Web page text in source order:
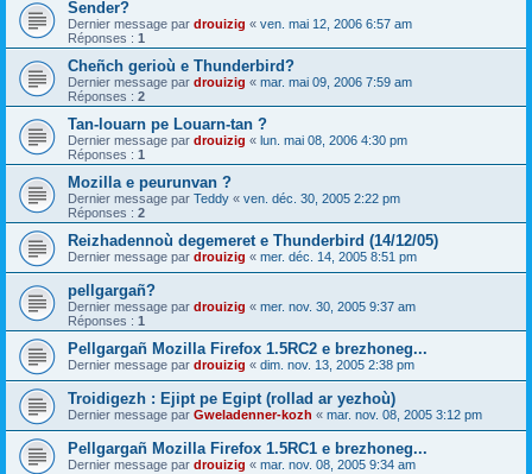
Sender?
Dernier message par drouizig « ven. mai 12, 2006 6:57 am
Réponses : 1
Cheñch gerioù e Thunderbird?
Dernier message par drouizig « mar. mai 09, 2006 7:59 am
Réponses : 2
Tan-louarn pe Louarn-tan ?
Dernier message par drouizig « lun. mai 08, 2006 4:30 pm
Réponses : 1
Mozilla e peurunvan ?
Dernier message par Teddy « ven. déc. 30, 2005 2:22 pm
Réponses : 2
Reizhadennoù degemeret e Thunderbird (14/12/05)
Dernier message par drouizig « mer. déc. 14, 2005 8:51 pm
pellgargañ?
Dernier message par drouizig « mer. nov. 30, 2005 9:37 am
Réponses : 1
Pellgargañ Mozilla Firefox 1.5RC2 e brezhoneg...
Dernier message par drouizig « dim. nov. 13, 2005 2:38 pm
Troidigezh : Ejipt pe Egipt (rollad ar yezhoù)
Dernier message par Gweladenner-kozh « mar. nov. 08, 2005 3:12 pm
Pellgargañ Mozilla Firefox 1.5RC1 e brezhoneg...
Dernier message par drouizig « mar. nov. 08, 2005 9:34 am